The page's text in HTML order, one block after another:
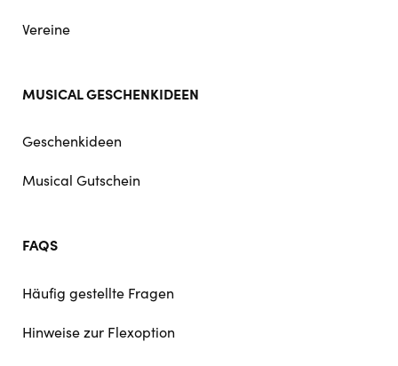
Vereine
MUSICAL GESCHENKIDEEN
Geschenkideen
Musical Gutschein
FAQS
Häufig gestellte Fragen
Hinweise zur Flexoption